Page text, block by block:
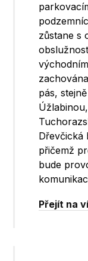
zůstane s
pás,
Dřevčická
přičemž
bude
Přejít na